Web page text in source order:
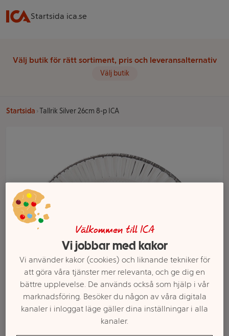
Startsida ica.se
Välj butik för rätt sortiment, pris och leveransalternativ
Välj butik
Startsida Tallrik Silver 26cm 8-p ICA
Välkommen till ICA
Vi jobbar med kakor
Vi använder kakor (cookies) och liknande tekniker för
att göra våra tjänster mer relevanta, och ge dig en
bättre upplevelse. De används också som hjälp i vår
marknadsföring. Besöker du någon av våra digitala
kanaler i inloggat läge gäller dina inställningar i alla
kanaler.